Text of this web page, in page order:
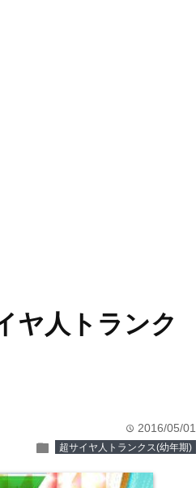
ヤ人トランク
time 2016/05/01
folder 超サイヤ人トランクス(幼年期)